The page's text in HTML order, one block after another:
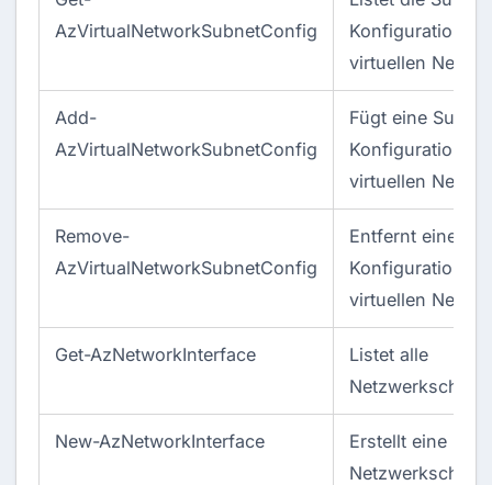
AzVirtualNetworkSubnetConfig
Konfigurationen
virtuellen
Add-
AzVirtualNetworkSubnetConfig
Fügt eine
Konfiguration
virtuellen
Remove-
AzVirtualNetworkSubnetConfig
Entfernt eine
Konfiguration
virtuellen
Get-AzNetworkInterface
Listet alle
New-AzNetworkInterface
Erstellt eine